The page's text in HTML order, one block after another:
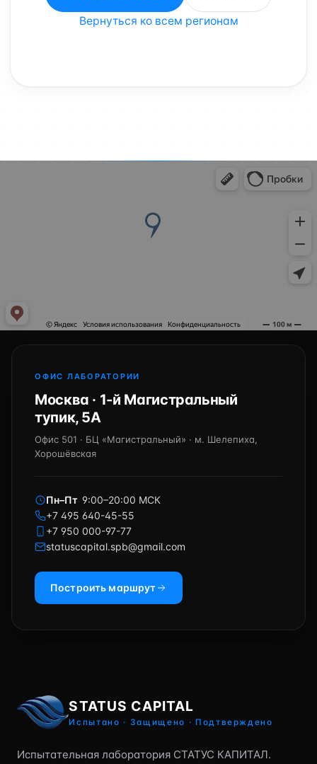
Вернуться ко всем регионам
ОФИС ЛАБОРАТОРИИ
Москва · 1-й Магистральный
тупик, 5А
Офис 501 · БЦ «Магистральный» · м. Шелепиха,
Хорошёвская
Пн–Пт 9:00–20:00 МСК
+7 495 640-45-55
+7 950 000-97-77
statuscapital.spb@gmail.com
Построить маршрут
STATUS CAPITAL
Испытано · Защищено · Подтверждено
Испытательная лаборатория СТАТУС КАПИТАЛ.